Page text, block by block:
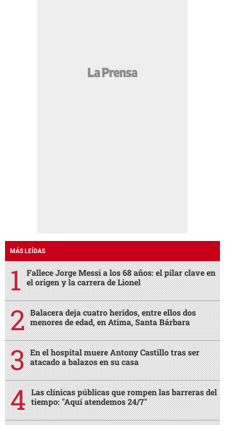
MÁS LEÍDAS
Fallece Jorge Messi a los 68 años: el pilar clave en
el origen y la carrera de Lionel
Balacera deja cuatro heridos, entre ellos dos
menores de edad, en Atima, Santa Bárbara
En el hospital muere Antony Castillo tras ser
atacado a balazos en su casa
Las clínicas públicas que rompen las barreras del
tiempo: "Aquí atendemos 24/7"